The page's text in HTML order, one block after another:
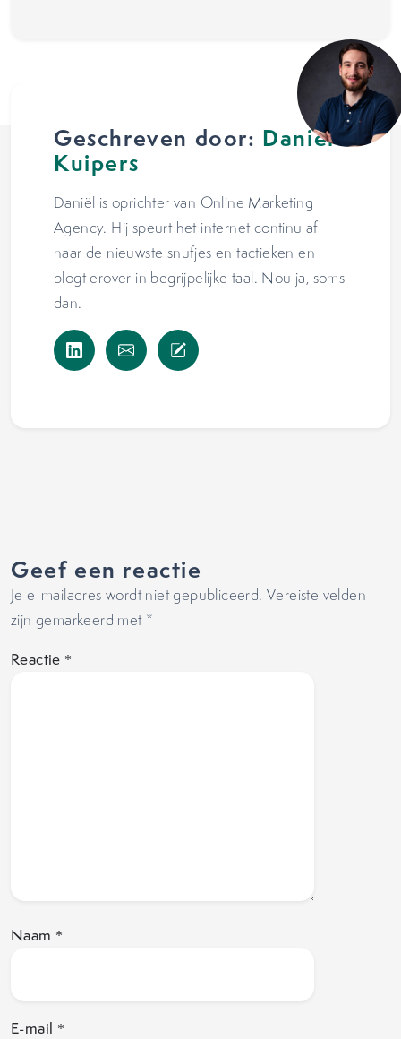
Geschreven door: Daniël
Kuipers
Daniël is oprichter van Online Marketing
Agency. Hij speurt het internet continu af
naar de nieuwste snufjes en tactieken en
blogt erover in begrijpelijke taal. Nou ja, soms
dan.
Geef een reactie
Je e-mailadres wordt niet gepubliceerd. Vereiste velden
zijn gemarkeerd met *
Reactie *
Naam *
E-mail *